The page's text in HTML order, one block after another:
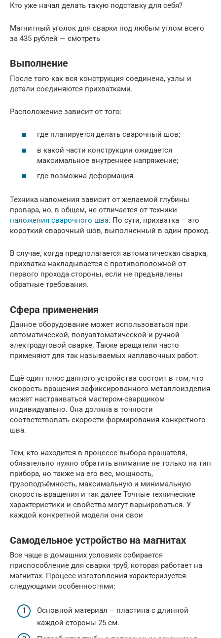
Кто уже начал делать такую подставку для себя?
Магнитный уголок для сварки под любым углом всего
за 435 рублей — смотреть
Выполнение
После того как вся конструкция соединена, узлы и
детали соединяются прихватками.
Расположение зависит от того:
где планируется делать сварочный шов;
в какой части конструкции ожидается
максимальное внутреннее напряжение;
где возможна деформация.
Техника наложения зависит от желаемой глубины
провара, но, в общем, не отличается от техники
наложения сварочного шва. По сути, прихватка – это
короткий сварочный шов, выполненный в один проход.
В случае, когда предполагается автоматическая сварка,
прихватка накладывается с противоположной от
первого прохода стороны, если не предъявлены
обратные требования.
Сфера применения
Данное оборудование может использоваться при
автоматической, полуавтоматической и ручной
электродуговой сварке. Также вращатели часто
применяют для так называемых наплавочных работ.
Ещё один плюс данного устройства состоит в том, что
скорость вращения зафиксированного металлоизделия
может настраиваться мастером-сварщиком
индивидуально. Она должна в точности
соответствовать скорости формирования конкретного
шва.
Тем, кто находится в процессе выбора вращателя,
обязательно нужно обратить внимание не только на тип
прибора, но также на его вес, мощность,
грузоподъёмность, максимальную и минимальную
скорость вращения и так далее Точные технические
характеристики и свойства могут варьироваться. У
каждой конкретной модели они свои
Самодельное устройство на магнитах
Все чаще в домашних условиях собирается
приспособление для сварки труб, которая работает на
магнитах. Процесс изготовления характеризуется
следующими особенностями:
Основной материал – пластина с длинной
каждой стороны 25 см.